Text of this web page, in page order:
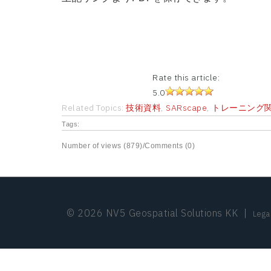
Rate this article:
5.0
Related Topics: 技術資料, SARscape, トレーニング
Tags:
Number of views (879)/Comments (0)
© 2026 NV5 Geospatial Solutions KK